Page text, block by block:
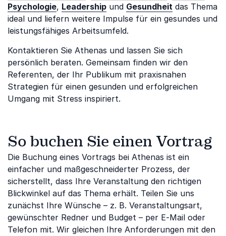
Psychologie, Leadership und Gesundheit das Thema
ideal und liefern weitere Impulse für ein gesundes und
leistungsfähiges Arbeitsumfeld.
Kontaktieren Sie Athenas und lassen Sie sich
persönlich beraten. Gemeinsam finden wir den
Referenten, der Ihr Publikum mit praxisnahen
Strategien für einen gesunden und erfolgreichen
Umgang mit Stress inspiriert.
So buchen Sie einen Vortrag
Die Buchung eines Vortrags bei Athenas ist ein
einfacher und maßgeschneiderter Prozess, der
sicherstellt, dass Ihre Veranstaltung den richtigen
Blickwinkel auf das Thema erhält. Teilen Sie uns
zunächst Ihre Wünsche – z. B. Veranstaltungsart,
gewünschter Redner und Budget – per E-Mail oder
Telefon mit. Wir gleichen Ihre Anforderungen mit den